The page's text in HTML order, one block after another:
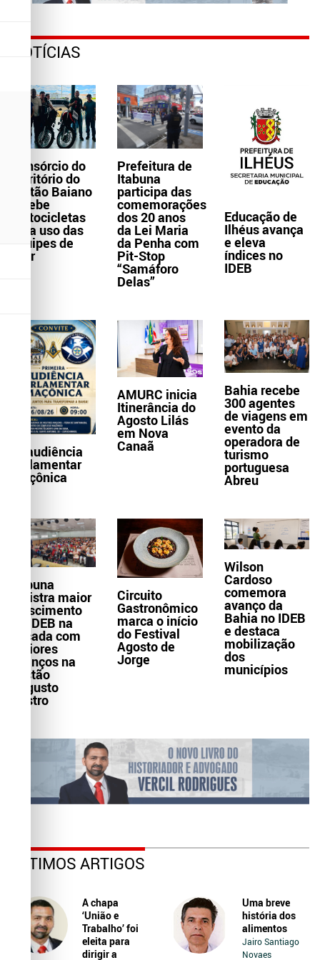
NOTÍCIAS
Consórcio do
Território do
Sertão Baiano
recebe
motocicletas
para uso das
equipes de
Ater
Prefeitura de
Itabuna
participa das
comemorações
dos 20 anos
da Lei Maria
da Penha com
Pit-Stop
“Samáforo
Delas”
Educação de
Ilhéus avança
e eleva
índices no
IDEB
1ª audiência
parlamentar
maçônica
AMURC inicia
Itinerância do
Agosto Lilás
em Nova
Canaã
Bahia recebe
300 agentes
de viagens em
evento da
operadora de
turismo
portuguesa
Abreu
Itabuna
registra maior
crescimento
do IDEB na
década com
maiores
avanços na
gestão
Augusto
Castro
Circuito
Gastronômico
marca o início
do Festival
Agosto de
Jorge
Wilson
Cardoso
comemora
avanço da
Bahia no IDEB
e destaca
mobilização
dos
municípios
ÚLTIMOS ARTIGOS
A chapa
‘União e
Trabalho’ foi
eleita para
dirigir a
Uma breve
história dos
alimentos
Jairo Santiago
Novaes